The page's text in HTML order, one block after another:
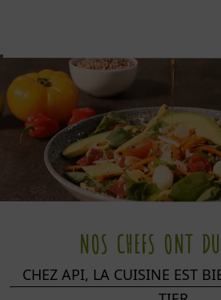
NOS CHEFS ONT
CHEZ API, LA CUISINE EST